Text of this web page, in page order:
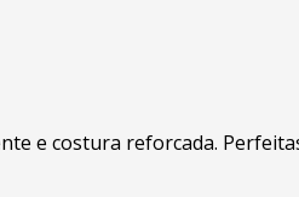
e costura reforcada.